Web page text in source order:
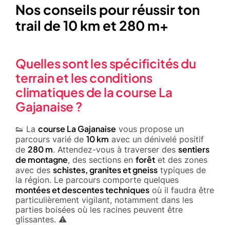
Nos conseils pour réussir ton
trail de 10 km et 280 m+
Quelles sont les spécificités du
terrain et les conditions
climatiques de la course La
Gajanaise ?
👟 La course La Gajanaise vous propose un
parcours varié de 10 km avec un dénivelé positif
de 280 m. Attendez-vous à traverser des sentiers
de montagne, des sections en forêt et des zones
avec des schistes, granites et gneiss typiques de
la région. Le parcours comporte quelques
montées et descentes techniques où il faudra être
particulièrement vigilant, notamment dans les
parties boisées où les racines peuvent être
glissantes. ⚠️